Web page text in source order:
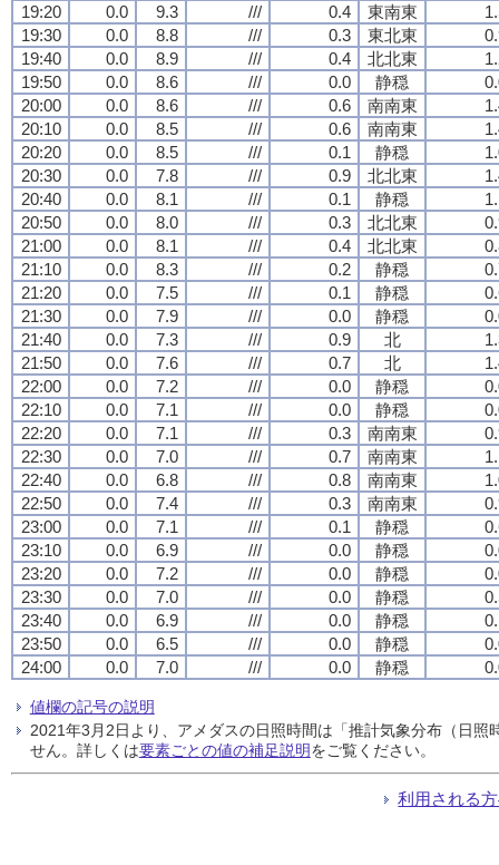
19:20
0.0 9.3 /// 0.4 東南東
19:30
0.0 8.8 /// 0.3 東北東
19:40
0.0 8.9 /// 0.4 北北東
19:50
0.0 8.6 /// 0.0 静穏
20:00
0.0 8.6 /// 0.6 南南東
20:10
0.0 8.5 /// 0.6 南南東
20:20
0.0 8.5 /// 0.1 静穏
20:30
0.0 7.8 /// 0.9 北北東
20:40
0.0 8.1 /// 0.1 静穏
20:50
0.0 8.0 /// 0.3 北北東
21:00
0.0 8.1 /// 0.4 北北東
21:10
0.0 8.3 /// 0.2 静穏
21:20
0.0 7.5 /// 0.1 静穏
21:30
0.0 7.9 /// 0.0 静穏
21:40
0.0 7.3 /// 0.9 北
21:50
0.0 7.6 /// 0.7 北
22:00
0.0 7.2 /// 0.0 静穏
22:10
0.0 7.1 /// 0.0 静穏
22:20
0.0 7.1 /// 0.3 南南東
22:30
0.0 7.0 /// 0.7 南南東
22:40
0.0 6.8 /// 0.8 南南東
22:50
0.0 7.4 /// 0.3 南南東
23:00
0.0 7.1 /// 0.1 静穏
23:10
0.0 6.9 /// 0.0 静穏
23:20
0.0 7.2 /// 0.0 静穏
23:30
0.0 7.0 /// 0.0 静穏
23:40
0.0 6.9 /// 0.0 静穏
23:50
0.0 6.5 /// 0.0 静穏
24:00
0.0 7.0 /// 0.0 静穏
値欄の記号の説明
2021年3月2日より、アメダスの日照時間は「推計気象分布（日
せん。詳しくは要素ごとの値の補足説明をご覧ください。
利用される